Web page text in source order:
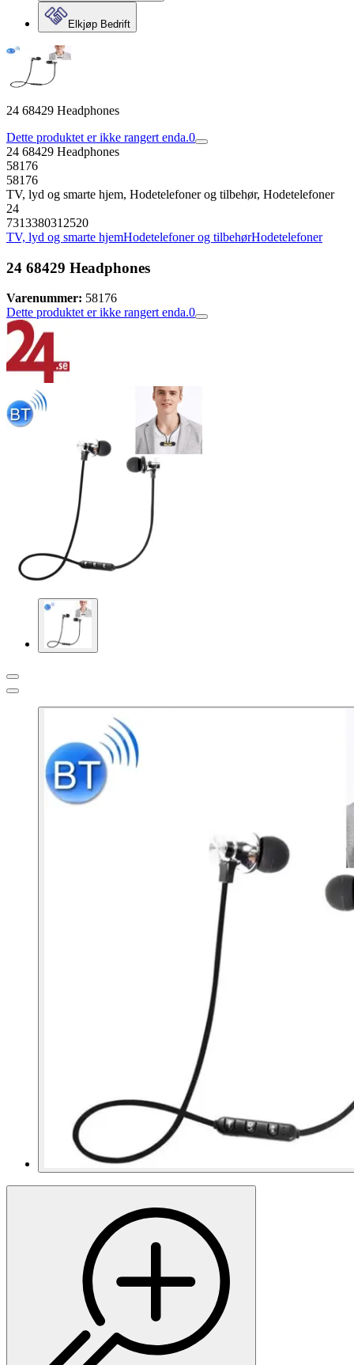
Elkjøp Bedrift
24 68429 Headphones
Dette produktet er ikke rangert enda.0
24 68429 Headphones
58176
58176
TV, lyd og smarte hjem, Hodetelefoner og tilbehør, Hodetelefoner
24
7313380312520
TV, lyd og smarte hjemHodetelefoner og tilbehørHodetelefoner
24 68429 Headphones
Varenummer: 58176
Dette produktet er ikke rangert enda.0